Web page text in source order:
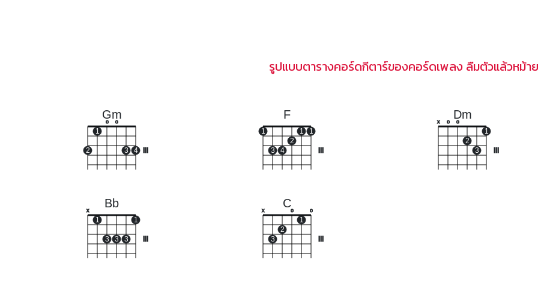
รูปแบบตารางคอร์ดกีตาร์ของคอร์ดเพลง ลืมตัวแล้วหม้าย
Gm
2
1
o o
3 4
F
1
3 4
2
1 1
Dm
x o o
2
3
1
Bb
x
1
3 3 3
1
C
x
3
2
o
1
o